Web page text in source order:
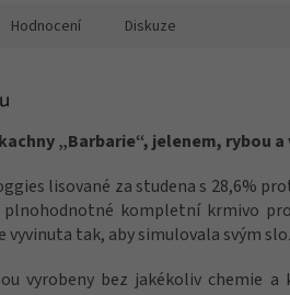
Hodnocení Diskuze
„Barbarie“, jelenem, rybou
lisované za studena s 28,6%
plnohodnotné kompletní krmivo
tak, aby simulovala svým
vyrobeny bez jakékoliv chemie